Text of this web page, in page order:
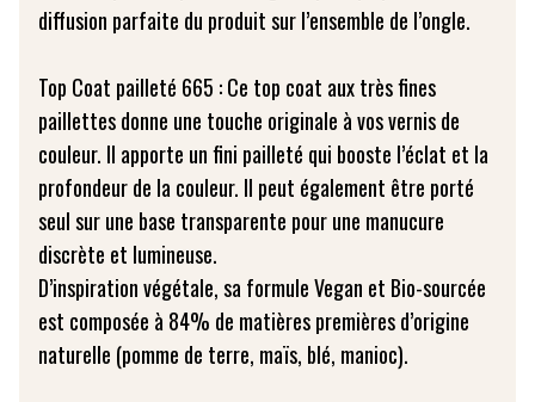
diffusion parfaite du produit sur l’ensemble de l’ongle.
Top Coat pailleté 665 : Ce top coat aux très fines
paillettes donne une touche originale à vos vernis de
couleur. Il apporte un fini pailleté qui booste l’éclat et la
profondeur de la couleur. Il peut également être porté
seul sur une base transparente pour une manucure
discrète et lumineuse.
D’inspiration végétale, sa formule Vegan et Bio-sourcée
est composée à 84% de matières premières d’origine
naturelle (pomme de terre, maïs, blé, manioc).